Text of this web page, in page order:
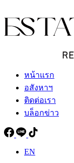
หน้าแรก
อสังหาฯ
ติดต่อเรา
บล็อกข่าว
EN